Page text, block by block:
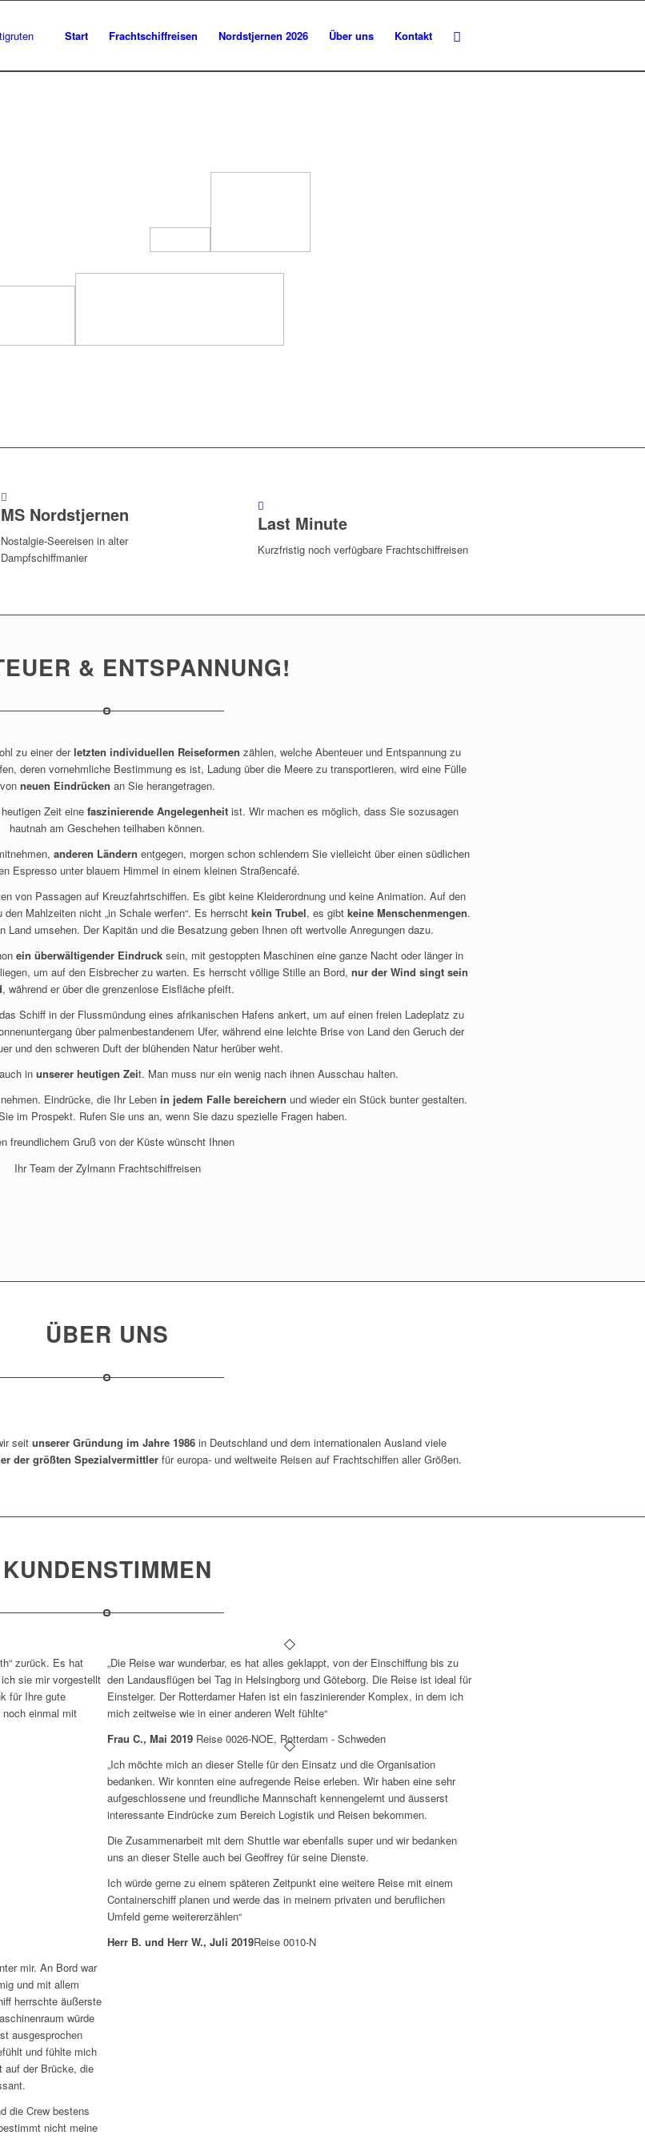
Start Frachtschiffreisen Nordstjernen 2026 Über uns Kontakt
MS Nordstjernen
Nostalgie-Seereisen in alter
Dampfschiffmanier
Last Minute
Kurzfristig noch verfügbare Frachtschiffreisen
& ENTSPANNUNG!
zu einer derletzten individuellen Reiseformen zählen, welche Abenteuer und Entspannung zu
deren vornehmliche Bestimmung es ist, Ladung über die Meere zu transportieren, wird eine Fülle
von neuen Eindrücken an Sie herangetragen.
Zeit eine faszinierende Angelegenheit ist. Wir machen es möglich, dass Sie sozusagen
hautnah am Geschehen teilhaben können.
anderen Ländern entgegen, morgen schon schlendern Sie vielleicht über einen südlichen
Espresso unter blauem Himmel in einem kleinen Straßencafé.
von Passagen auf Kreuzfahrtschiffen. Es gibt keine Kleiderordnung und keine Animation. Auf den
Mahlzeiten nicht „in Schale werfen“. Es herrscht kein Trubel, es gibt keine Menschenmengen.
umsehen. Der Kapitän und die Besatzung geben Ihnen oft wertvolle Anregungen dazu.
ein überwältigender Eindruck sein, mit gestoppten Maschinen eine ganze Nacht oder länger in
um auf den Eisbrecher zu warten. Es herrscht völlige Stille an Bord, nur der Wind singt sein
, während er über die grenzenlose Eisfläche pfeift.
Schiff in der Flussmündung eines afrikanischen Hafens ankert, um auf einen freien Ladeplatz zu
über palmenbestandenem Ufer, während eine leichte Brise von Land den Geruch der
und den schweren Duft der blühenden Natur herüber weht.
in unserer heutigen Zeit. Man muss nur ein wenig nach ihnen Ausschau halten.
Eindrücke, die Ihr Leben in jedem Falle bereichern und wieder ein Stück bunter gestalten.
im Prospekt. Rufen Sie uns an, wenn Sie dazu spezielle Fragen haben.
freundlichem Gruß von der Küste wünscht Ihnen
Ihr Team der Zylmann Frachtschiffreisen
ÜBER UNS
seit unserer Gründung im Jahre 1986 in Deutschland und dem internationalen Ausland viele
der größten Spezialvermittler für europa- und weltweite Reisen auf Frachtschiffen aller Größen.
KUNDENSTIMMEN
zurück. Es hat
sie mir vorgestellt
für Ihre gute
einmal mit
„Die Reise war wunderbar, es hat alles geklappt, von der Einschiffung bis zu
den Landausflügen bei Tag in Helsingborg und Göteborg. Die Reise ist ideal für
Einsteiger. Der Rotterdamer Hafen ist ein faszinierender Komplex, in dem ich
mich zeitweise wie in einer anderen Welt fühlte“
Frau C., Mai 2019 Reise 0026-NOE, Rotterdam - Schweden
„Ich möchte mich an dieser Stelle für den Einsatz und die Organisation
bedanken. Wir konnten eine aufregende Reise erleben. Wir haben eine sehr
aufgeschlossene und freundliche Mannschaft kennengelernt und äusserst
interessante Eindrücke zum Bereich Logistik und Reisen bekommen.
Die Zusammenarbeit mit dem Shuttle war ebenfalls super und wir bedanken
uns an dieser Stelle auch bei Geoffrey für seine Dienste.
Ich würde gerne zu einem späteren Zeitpunkt eine weitere Reise mit einem
Containerschiff planen und werde das in meinem privaten und beruflichen
Umfeld gerne weitererzählen“
Herr B. und Herr W., Juli 2019Reise 0010-N
mir. An Bord war
und mit allem
herrschte äußerste
würde
ausgesprochen
und fühlte mich
auf der Brücke, die
die Crew bestens
nicht meine